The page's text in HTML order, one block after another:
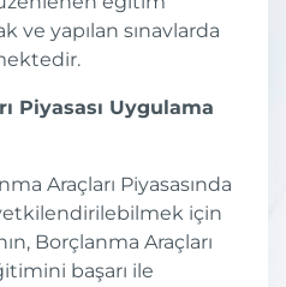
ve yapılan sınavlarda
Piyasası Uygulama
Araçları Piyasasında
için
Borçlanma Araçları
başarı ile